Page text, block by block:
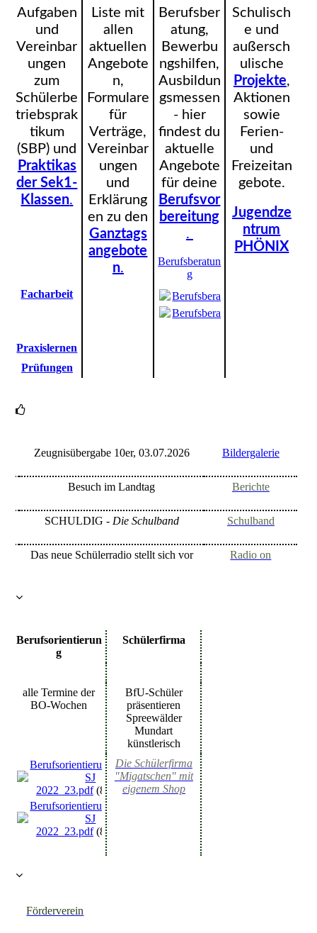
Aufgaben
und
Vereinbar
ungen
zum
Schülerbe
triebsprak
tikum
(SBP) und
Praktikas
der Sek1-
Klassen.
Liste mit
allen
aktuellen
Angebote
n,
Formulare
für
Verträge,
Vereinbar
ungen
und
Erklärung
en zu den
Ganztags
angebote
n.
Berufsber
atung,
Bewerbu
ngshilfen,
Ausbildun
gsmessen
- hier
findest du
aktuelle
Angebote
für deine
Berufsvor
bereitung
.
Berufsberatun
g
Schulisch
e und
außersch
ulische
Projekte,
Aktionen
sowie
Ferien-
und
Freizeitan
gebote.
Jugendze
ntrum
PHÖNIX
Facharbeit Berufsberatung.pdf
Berufsberatung.pdf
Praxislernen
Prüfungen
Zeugnisübergabe 10er, 03.07.2026 Bildergalerie
Besuch im Landtag Berichte
SCHULDIG - Die Schulband Schulband
Das neue Schülerradio stellt sich vor Radio on
Berufsorientierun
g
Schülerfirma
alle Termine der
BO-Wochen
BfU-Schüler
präsentieren
Spreewälder
Mundart
künstlerisch
Berufsorientierungstermine
SJ
2022_23.pdf(81.38KB)
Berufsorientierungstermine
SJ
2022_23.pdf(81.38KB)
Die Schülerfirma
"Migatschen" mit
eigenem Shop
Förderverein